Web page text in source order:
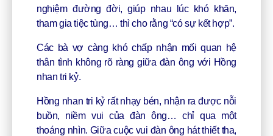
nghiệm đường đời, giúp nhau lúc khó khăn,
tham gia tiệc tùng… thì cho rằng “có sự kết hợp”.
Các bà vợ càng khó chấp nhận mối quan hệ
thân tình không rõ ràng giữa đàn ông với Hồng
nhan tri kỷ.
Hồng nhan tri kỷ rất nhạy bén, nhận ra được nỗi
buồn, niềm vui của đàn ông… chỉ qua một
thoáng nhìn. Giữa cuộc vui đàn ông hát thiết tha,